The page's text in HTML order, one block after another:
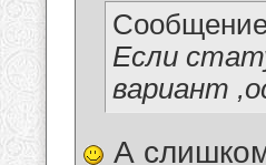
Если
вариант
А